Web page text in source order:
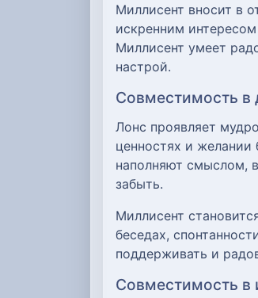
Миллисент вносит в
искренним
Миллисент умеет
настрой.
Совместимость в
Лонс проявляет
ценностях и желании
наполняют смыслом,
забыть.
Миллисент
беседах,
поддерживать и
Совместимость в